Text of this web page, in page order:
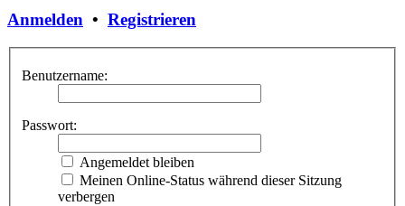
Anmelden • Registrieren
Benutzername:
Passwort:
Angemeldet bleiben
Meinen Online-Status während dieser Sitzung
verbergen